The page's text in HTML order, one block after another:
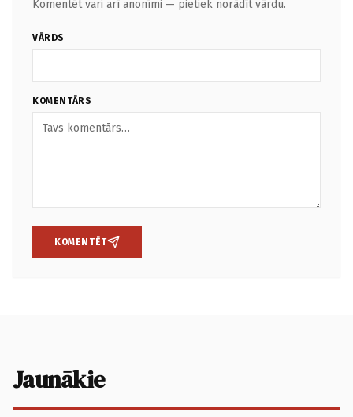
Komentēt vari arī anonīmi — pietiek norādīt vārdu.
VĀRDS
KOMENTĀRS
KOMENTĒT
Jaunākie